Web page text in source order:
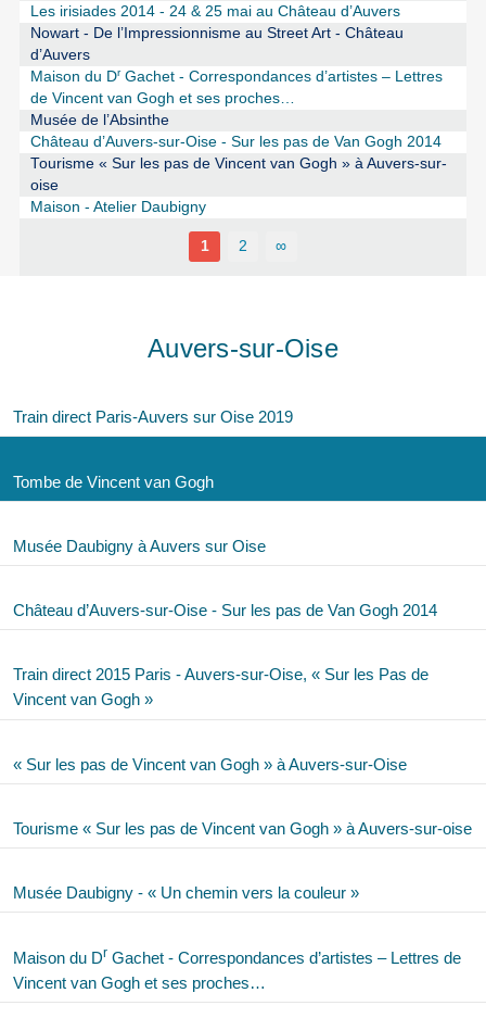
Les irisiades 2014 - 24 & 25 mai au Château d’Auvers
Nowart - De l’Impressionnisme au Street Art - Château
d’Auvers
Maison du DrGachet - Correspondances d’artistes – Lettres
de Vincent van Gogh et ses proches…
Musée de l’Absinthe
Château d’Auvers-sur-Oise - Sur les pas de Van Gogh 2014
Tourisme « Sur les pas de Vincent van Gogh » à Auvers-sur-
oise
Maison - Atelier Daubigny
1 2 ∞
Auvers-sur-Oise
Train direct Paris-Auvers sur Oise 2019
Tombe de Vincent van Gogh
Musée Daubigny à Auvers sur Oise
Château d’Auvers-sur-Oise - Sur les pas de Van Gogh 2014
Train direct 2015 Paris - Auvers-sur-Oise, « Sur les Pas de
Vincent van Gogh »
« Sur les pas de Vincent van Gogh » à Auvers-sur-Oise
Tourisme « Sur les pas de Vincent van Gogh » à Auvers-sur-oise
Musée Daubigny - « Un chemin vers la couleur »
Maison du Dr Gachet - Correspondances d’artistes – Lettres de
Vincent van Gogh et ses proches…